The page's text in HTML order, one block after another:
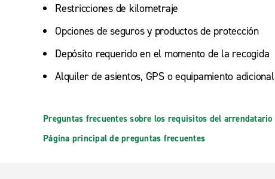
Restricciones de kilometraje
Opciones de seguros y productos de protección
Depósito requerido en el momento de la recogida
Alquiler de asientos, GPS o equipamiento adicional
Preguntas frecuentes sobre los requisitos del arrendatario
Página principal de preguntas frecuentes